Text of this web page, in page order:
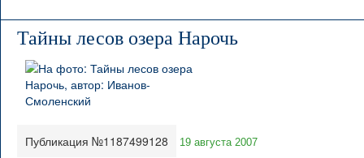
Тайны лесов озера Нарочь
Публикация №1187499128 19 августа 2007